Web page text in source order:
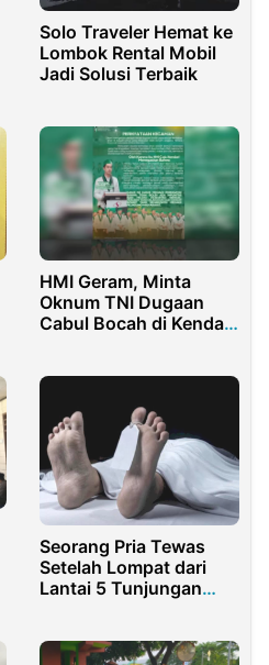
Solo Traveler Hemat ke
Lombok Rental Mobil
Jadi Solusi Terbaik
HMI Geram, Minta
Oknum TNI Dugaan
Cabul Bocah di Kendari
Seorang Pria Tewas
Setelah Lompat dari
Lantai 5 Tunjungan